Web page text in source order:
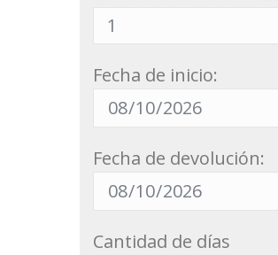
Fecha de inicio:
Fecha de devolución:
Cantidad de días